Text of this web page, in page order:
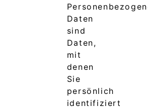
Daten
sind
Daten,
mit
denen
Sie
persönlich
identifiziert